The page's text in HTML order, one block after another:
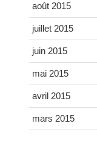
août 2015
juillet 2015
juin 2015
mai 2015
avril 2015
mars 2015